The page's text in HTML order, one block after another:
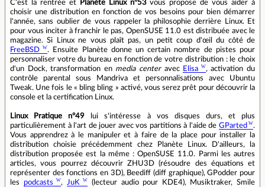
C'est la rentrée et Planète Linux n°53vous propose de vous aider à
choisir une distribution en fonction de vos besoins pour bien démarrer
l'année, sans oublier de vous rappeler la philosophie derrière Linux. Et
pour vous inciter à franchir le pas, OpenSUSE 11.0 est distribuée avec le
magazine. Si Linux ne vous plaît pas, un petit coup d'œil du côté de
FreeBSD
. Ensuite Planète donne un certain nombre de pistes pour
personnaliser votre du bureau en fonction de votre distribution : le choix
d'un Dock, transformation en media centeravec Elisa
, activation du
contrôle parental sous Mandriva et personnalisations avec Ubuntu
Tweak. Une fois le « bling bling » activé, vous serez prêt pour découvrir la
console et la certification Linux.
Linux Pratique n°49 lui s'intéresse à vos disques durs, et plus
particulièrement à l'art de jouer avec vos partitions à l'aide de GParted
.
Vous apprendrez à le manipuler et à faire de la place pour installer la
distribution choisie précédemment chez Planète Linux. D'ailleurs, la
distribution proposée est la même : OpenSUSE 11.0. Parmi les autres
articles, vous pourrez découvrir ZHU3D (résoudre des équations et
représenter des fonctions en 3D), Beediff (diff graphique), GPodder pour
les
podcasts , JuK
(lecteur audio pour KDE4), Musiktraker, Smile